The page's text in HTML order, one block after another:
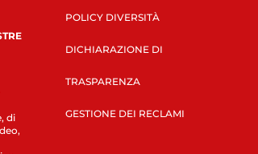
di
POLICY DIVERSITÀ
DICHIARAZIONE DI
TRASPARENZA
GESTIONE DEI RECLAMI